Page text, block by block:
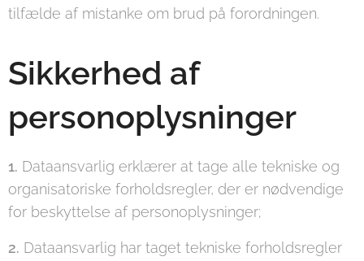
tilfælde af mistanke om brud på forordningen.
Sikkerhed af
personoplysninger
1. Dataansvarlig erklærer at tage alle tekniske og
organisatoriske forholdsregler, der er nødvendige
for beskyttelse af personoplysninger;
2. Dataansvarlig har taget tekniske forholdsregler